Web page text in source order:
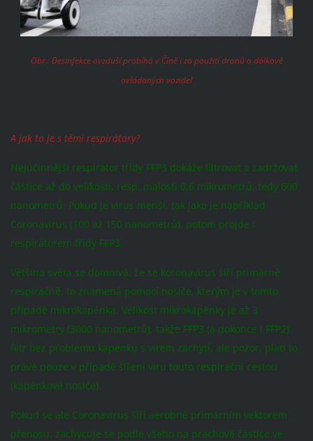
Obr.: Desinfekce ovzduší probíhá v Číně i za použití dronů a dálkově
ovládaných vozidel
A jak to je s těmi respirátory?
Nejúčinnější respirátor třídy FFP3 dokáže filtrovat a zadržovat
částice až do velikosti, resp. malosti 0,6 mikrometrů, tedy 600
nanometrů. Pokud je virus menší, tak jako je například
Coronavirus (100 až 150 nanometrů), potom projde i
respirátorem třídy FFP3.
Většina světa se domnívá, že se koronavirus šíří primárně
respiračně, to znamená pomocí nosiče, kterým je v tomto
případě mikrokapénka. Velikost mikrokapénky je až 3
mikrometry (3000 nanometrů), takže FFP3 (a dokonce i FFP2)
filtr bez problému kapénku s virem zachytí, ale pozor, platí to
právě pouze v případě šíření viru touto respirační cestou
(kapénkové nosiče).
Pokud se ale Coronavirus šíří aerobně primárním vektorem
přenosu, zachycuje se podle všeho na prachové částice ve